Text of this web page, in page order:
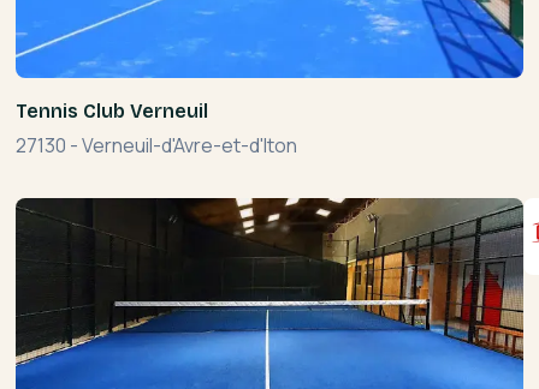
Tennis Club Verneuil
27130 -Verneuil-d'Avre-et-d'Iton